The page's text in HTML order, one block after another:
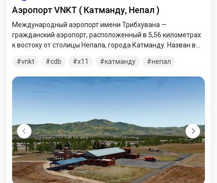
Аэропорт VNKT ( Катманду, Непал )
Международный аэропорт имени Трибхувана —
гражданский аэропорт, расположенный в 5,56 километрах
к востоку от столицы Непала, города Катманду. Назван в
vnkt
cdb x11 катманду непал